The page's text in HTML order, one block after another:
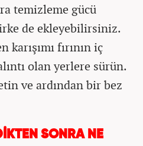
temizleme gücü
de ekleyebilirsiniz.
karışımı fırının iç
olan yerlere sürün.
ve ardından bir bez
SONRA NE